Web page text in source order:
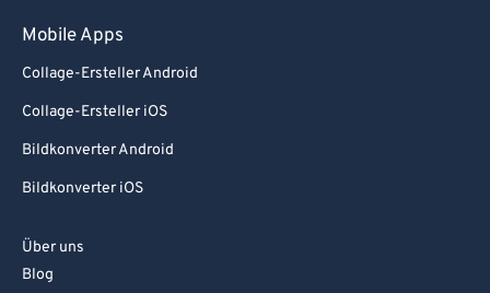
Mobile Apps
Collage-Ersteller Android
Collage-Ersteller iOS
Bildkonverter Android
Bildkonverter iOS
Über uns
Blog